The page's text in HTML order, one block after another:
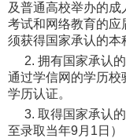
及普通高校举办的
考试和网络教育的
须获得国家承认的本
2. 拥有国家承认
通过学信网的学历校
学历认证。
3. 取得国家承认
至录取当年9月1日